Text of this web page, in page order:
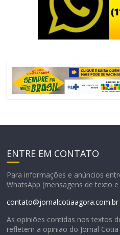
ENTRE EM CONTATO
Para informações e anúncios
WhatsApp (mensagens de texto
contato@jornalcotiaagora.com.br
As opiniões contidas nos textos
refletem a opinião do Jornal